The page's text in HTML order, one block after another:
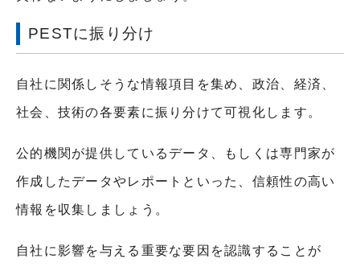
PESTに振り分け
自社に関係しそうな情報項目を集め、政治、経済、
社会、技術の各要素に振り分けて可視化します。
公的機関が提供しているデータ、もしくは専門家が
作成したデータやレポートといった、信頼性の高い
情報を収集しましょう。
自社に影響を与える重要な要因を認識することが